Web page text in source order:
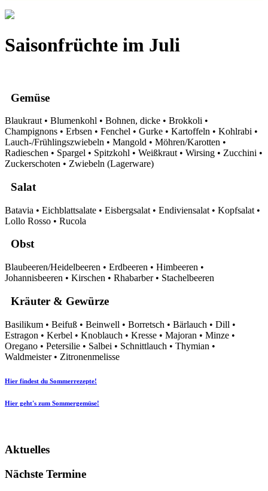
Saisonfrüchte im Juli
Gemüse
Blaukraut • Blumenkohl • Bohnen, dicke • Brokkoli •
Champignons • Erbsen • Fenchel • Gurke • Kartoffeln • Kohlrabi •
Lauch-/Frühlingszwiebeln • Mangold • Möhren/Karotten •
Radieschen • Spargel • Spitzkohl • Weißkraut • Wirsing • Zucchini •
Zuckerschoten • Zwiebeln (Lagerware)
Salat
Batavia • Eichblattsalate • Eisbergsalat • Endiviensalat • Kopfsalat •
Lollo Rosso • Rucola
Obst
Blaubeeren/Heidelbeeren • Erdbeeren • Himbeeren •
Johannisbeeren • Kirschen • Rhabarber • Stachelbeeren
Kräuter & Gewürze
Basilikum • Beifuß • Beinwell • Borretsch • Bärlauch • Dill •
Estragon • Kerbel • Knoblauch • Kresse • Majoran • Minze •
Oregano • Petersilie • Salbei • Schnittlauch • Thymian •
Waldmeister • Zitronenmelisse
Hier findest du Sommerrezepte!
Hier geht's zum Sommergemüse!
Aktuelles
Nächste Termine